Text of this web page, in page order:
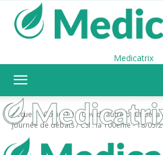
Medicatrix
Accueil Covid-19 Covid l’autre bout de
Journée de débats / CSI : la 100éme - 18/05/
Covid-19 Covid l’autre bout de la lorgnette